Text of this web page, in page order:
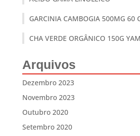
GARCINIA CAMBOGIA 500MG 60
CHA VERDE ORGÂNICO 150G
Arquivos
Dezembro 2023
Novembro 2023
Outubro 2020
Setembro 2020